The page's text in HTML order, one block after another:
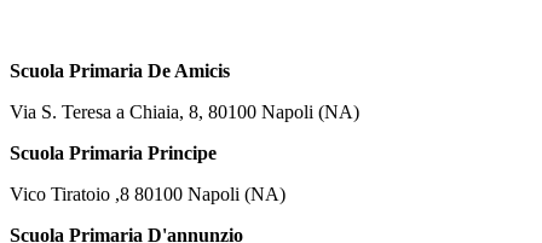
Scuola Primaria De Amicis
Via S. Teresa a Chiaia, 8, 80100 Napoli (NA)
Scuola Primaria Principe
Vico Tiratoio ,8 80100 Napoli (NA)
Scuola Primaria D'annunzio